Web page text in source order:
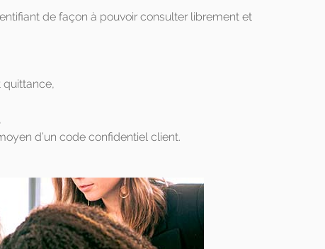
de façon à pouvoir consulter librement et
quittance,
d’un code confidentiel client.